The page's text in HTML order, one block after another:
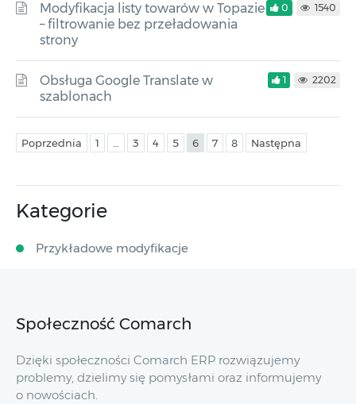
Modyfikacja listy towarów w Topazie
– filtrowanie bez przeładowania
strony
0 1540
Obsługa Google Translate w
szablonach
1 2202
Poprzednia 1 3 4 5 6 7 8 Następna
Kategorie
Przykładowe modyfikacje
Społeczność Comarch
Dzięki społeczności Comarch ERP rozwiązujemy
problemy, dzielimy się pomysłami oraz informujemy
o nowościach.